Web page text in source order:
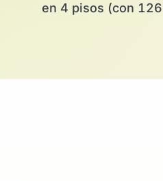
en 4 pisos (con